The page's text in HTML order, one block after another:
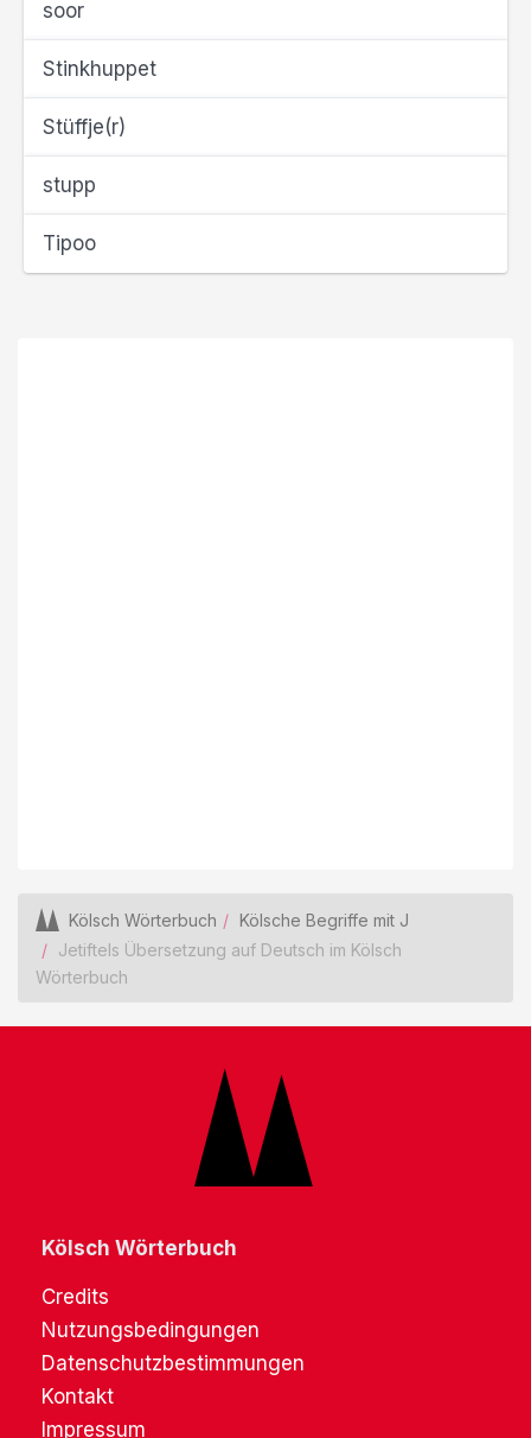
soor
Stinkhuppet
Stüffje(r)
stupp
Tipoo
Kölsch Wörterbuch
Kölsche Begriffe mit J
Jetiftels Übersetzung auf Deutsch im Kölsch
Wörterbuch
Kölsch Wörterbuch
Credits
Nutzungsbedingungen
Datenschutzbestimmungen
Kontakt
Impressum